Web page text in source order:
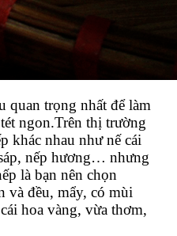
quan trọng nhất để làm
ngon.Trên thị trường
khác nhau như nế cái
nếp hương… nhưng
là bạn nên chọn
và đều, mẩy, có mùi
hoa vàng, vừa thơm,